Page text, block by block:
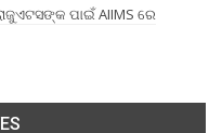
ପାଇଁ AIIMS ରେ